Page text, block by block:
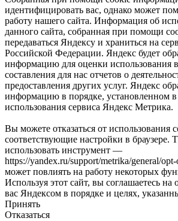
идентифицировать вас, однако может
работу нашего сайта. Информация об
данного сайта, собранная при помощи
передаваться Яндексу и храниться на
Российской Федерации. Яндекс будет
информацию для оценки использования
составления для нас отчетов о
предоставления других услуг. Яндекс
информацию в порядке, установленном в
использования сервиса Яндекс Метрика.
Вы можете отказаться от использования
соответствующие настройки в браузере.
использовать инструмент —
https://yandex.ru/support/metrika/general/
может повлиять на работу некоторых
Используя этот сайт, вы соглашаетесь
вас Яндексом в порядке и целях,
Принять
Отказаться